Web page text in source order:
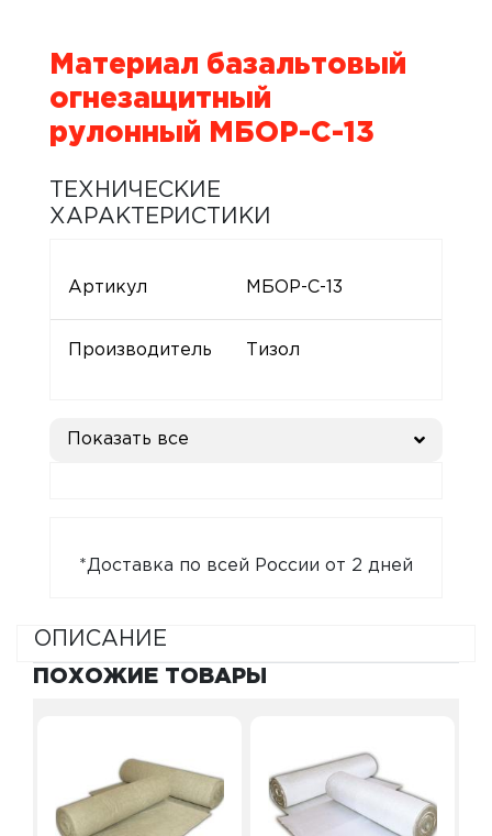
Материал базальтовый
огнезащитный
рулонный МБОР-С-13
ТЕХНИЧЕСКИЕ
ХАРАКТЕРИСТИКИ
Артикул МБОР-С-13
Производитель Тизол
Показать все
*Доставка по всей России от 2 дней
ОПИСАНИЕ
ПОХОЖИЕ ТОВАРЫ